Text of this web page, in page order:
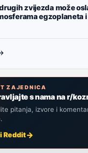
zvijezda može
egzoplaneta
ZAJEDNICA
s nama na r/
pitanja, izvore i
Reddit